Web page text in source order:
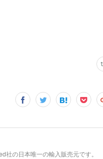
の日本唯一の輸入販売元です。